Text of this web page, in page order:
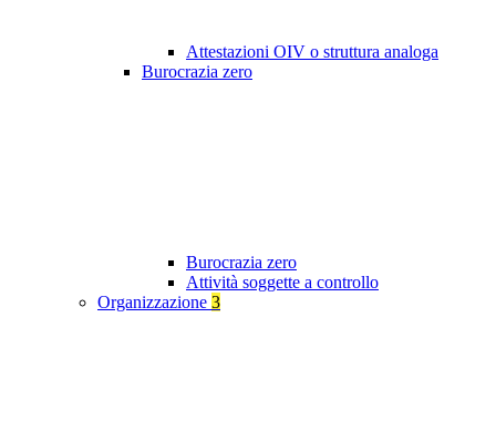
Attestazioni OIV o struttura analoga
Burocrazia zero
Burocrazia zero
Attività soggette a controllo
Organizzazione 3